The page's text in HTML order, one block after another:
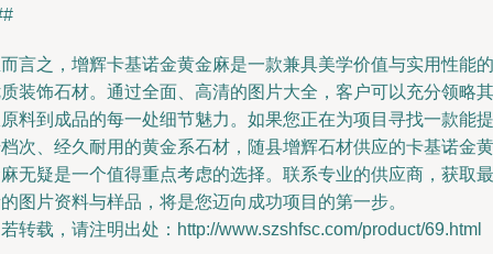
言之，增辉卡基诺金黄金麻是一款兼具美学价值与实用性能的
装饰石材。通过全面、高清的图片大全，客户可以充分领略其
料到成品的每一处细节魅力。如果您正在为项目寻找一款能提
次、经久耐用的黄金系石材，随县增辉石材供应的卡基诺金黄
无疑是一个值得重点考虑的选择。联系专业的供应商，获取最
图片资料与样品，将是您迈向成功项目的第一步。
转载，请注明出处：http://www.szshfsc.com/product/69.html